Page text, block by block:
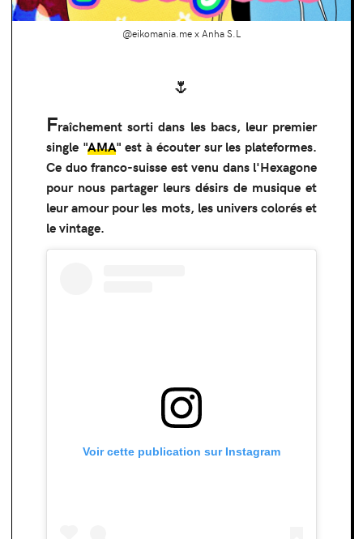
@eikomania.me x Anha S.L
🌷
Fraîchement sorti dans les bacs, leur premier
single "AMA" est à écouter sur les plateformes.
Ce duo franco-suisse est venu dans l'Hexagone
pour nous partager leurs désirs de musique et
leur amour pour les mots, les univers colorés et
le vintage.
Voir cette publication sur Instagram